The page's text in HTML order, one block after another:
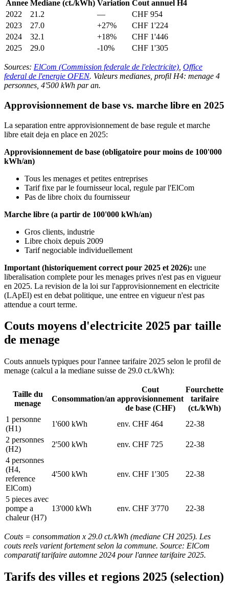
Annee Mediane (ct./kWh) Variation Cout annuel H4
2022
21.2 —
CHF 954
2023
27.0 +27%
CHF 1'224
2024
32.1 +18%
CHF 1'446
2025
29.0 -10% CHF 1'305
Sources: ElCom (Commission federale de l'electricite) Office
federal de l'energie OFEN. Valeurs medianes, profil H4: menage 4
personnes, 4'500 kWh par an.
Approvisionnement de base vs. marche libre en 2025
La separation entre approvisionnement de base regule et marche
libre etait deja en place en 2025:
Approvisionnement de base (obligatoire pour moins de 100'000
kWh/an)
Tous les menages et petites entreprises
Tarif fixe par le fournisseur local, regule par l'ElCom
Pas de libre choix du fournisseur
Marche libre (a partir de 100'000 kWh/an)
Gros clients, industrie
Libre choix depuis 2009
Tarif negociable individuellement
Important (historiquement correct pour 2025 et 2026): une
liberalisation complete pour les menages prives n'est pas en vigueur
en 2025. La revision de la loi sur l'approvisionnement en electricite
(LApEl) est en debat politique, une entree en vigueur n'est pas
attendue a court terme.
Couts moyens d'electricite 2025 par taille
de menage
Couts annuels typiques pour l'annee tarifaire 2025 selon le profil de
menage (calcul a la mediane suisse de 29.0 ct./kWh):
Taille du
menage
Consommation/an
Cout
approvisionnement
de base (CHF)
Fourchette
tarifaire
(ct./kWh)
1 personne
(H1)
1'600 kWh env. CHF 464
22-38
2 personnes
(H2)
2'500 kWh env. CHF 725
22-38
4 personnes
(H4,
reference
ElCom)
4'500 kWh env. CHF 1'305 22-38
5 pieces avec
pompe a
chaleur (H7)
13'000 kWh env. CHF 3'770 22-38
Couts = consommation x 29.0 ct./kWh (mediane CH 2025). Les
couts reels varient fortement selon la commune. Source: ElCom
comparatif tarifaire automne 2024 pour l'annee tarifaire 2025.
Tarifs des villes et regions 2025 (selection)